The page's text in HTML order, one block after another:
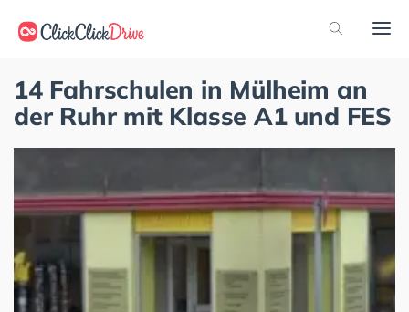
14 Fahrschulen in Mülheim an
der Ruhr mit Klasse A1 und FES